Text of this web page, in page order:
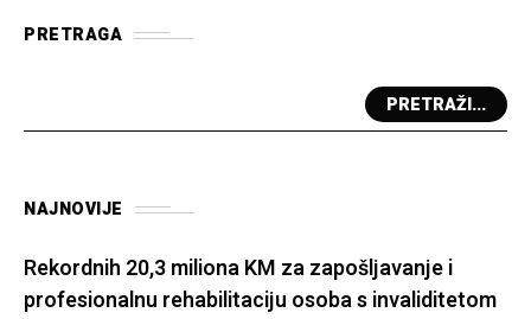
PRETRAGA
PRETRAŽI...
NAJNOVIJE
Rekordnih 20,3 miliona KM za zapošljavanje i
profesionalnu rehabilitaciju osoba s invaliditetom